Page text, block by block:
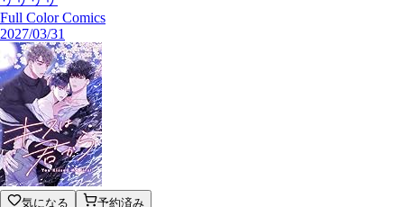
Full Color Comics
2027/03/31
気になる 予約済み